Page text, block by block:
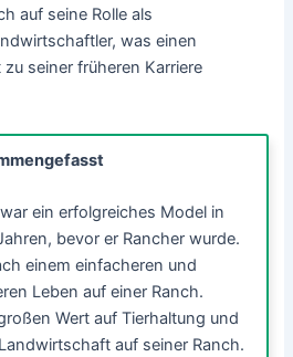
auf seine Rolle als
was einen
seiner früheren Karriere
ein erfolgreiches Model in
bevor er Rancher wurde.
einem einfacheren und
Leben auf einer Ranch.
Wert auf Tierhaltung und
auf seiner Ranch.